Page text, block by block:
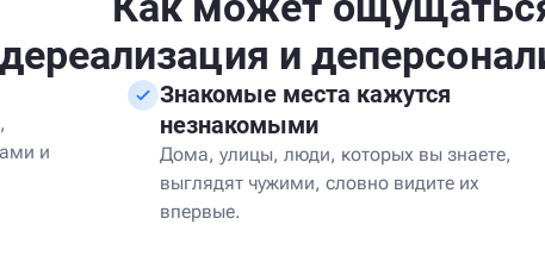
дереализация и
и
Знакомые места кажутся
незнакомыми
Дома, улицы, люди, которых вы знаете,
выглядят чужими, словно видите их
впервые.